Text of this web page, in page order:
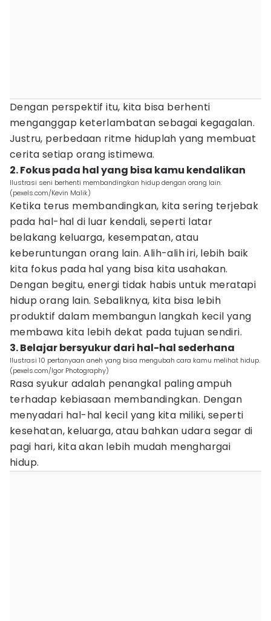
Dengan perspektif itu, kita bisa berhenti
menganggap keterlambatan sebagai kegagalan.
Justru, perbedaan ritme hiduplah yang membuat
cerita setiap orang istimewa.
2. Fokus pada hal yang bisa kamu kendalikan
Ilustrasi seni berhenti membandingkan hidup dengan orang lain.
(pexels.com/Kevin Malik)
Ketika terus membandingkan, kita sering terjebak
pada hal-hal di luar kendali, seperti latar
belakang keluarga, kesempatan, atau
keberuntungan orang lain. Alih-alih iri, lebih baik
kita fokus pada hal yang bisa kita usahakan.
Dengan begitu, energi tidak habis untuk meratapi
hidup orang lain. Sebaliknya, kita bisa lebih
produktif dalam membangun langkah kecil yang
membawa kita lebih dekat pada tujuan sendiri.
3. Belajar bersyukur dari hal-hal sederhana
Ilustrasi 10 pertanyaan aneh yang bisa mengubah cara kamu melihat hidup.
(pexels.com/Igor Photography)
Rasa syukur adalah penangkal paling ampuh
terhadap kebiasaan membandingkan. Dengan
menyadari hal-hal kecil yang kita miliki, seperti
kesehatan, keluarga, atau bahkan udara segar di
pagi hari, kita akan lebih mudah menghargai
hidup.